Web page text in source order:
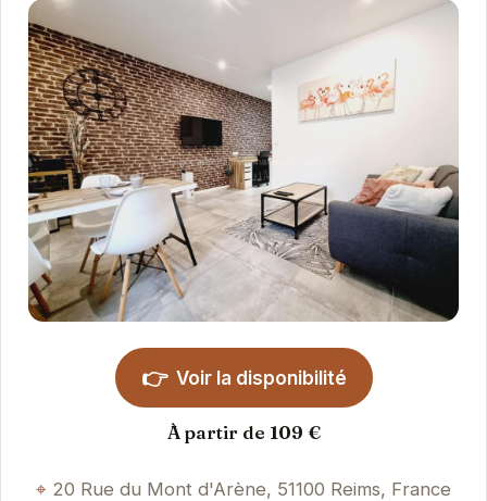
👉 Voir la disponibilité
À partir de 109 €
20 Rue du Mont d'Arène, 51100 Reims, France